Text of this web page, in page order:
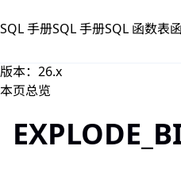
SQL 手册SQL 手册SQL 函数表
版本：26.x
本页总览